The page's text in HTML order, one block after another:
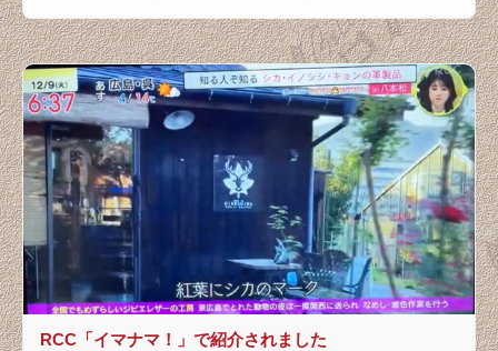
牛革ステーショナリー
牛革カバン、ポーチ
牛革小物
RCC「イマナマ！」で紹介されました